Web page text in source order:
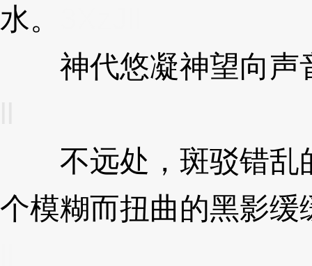
水。
神代悠凝神望向声
不远处，斑驳错乱
个模糊而扭曲的黑影缓